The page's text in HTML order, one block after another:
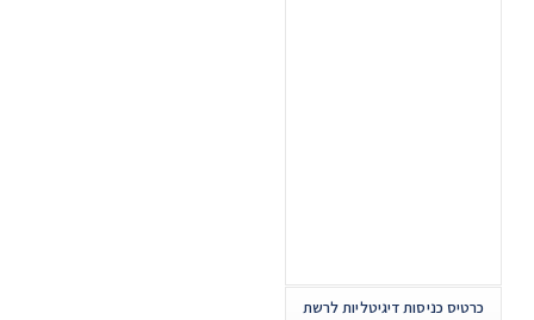
כרטיס כניסות דיגיטליות לרשת